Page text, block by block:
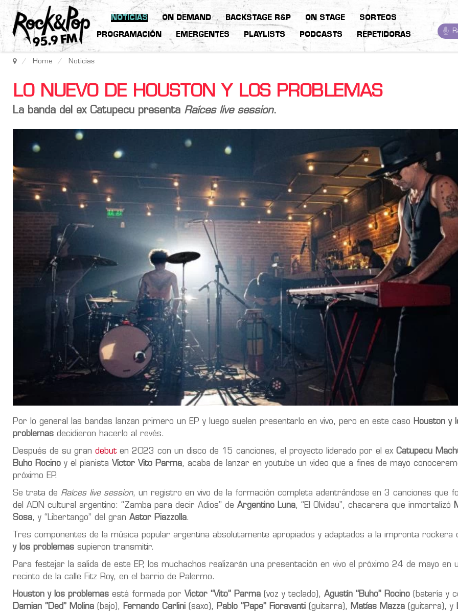
NOTICIAS ON DEMAND BACKSTAGE R&P ON STAGE SORTEOS
PROGRAMACIÓN EMERGENTES PLAYLISTS PODCASTS REPETIDORAS
Home Noticias
LO NUEVO DE HOUSTON Y LOS PROBLEMAS
La banda del ex Catupecu presenta Raíces live session.
Por lo general las bandas lanzan primero un EP y luego suelen presentarlo en vivo, pero en este caso Houston y
problemas decidieron hacerlo al revés.
Después de su gran debut en 2023 con un disco de 15 canciones, el proyecto liderado por el ex Catupecu
Buho Rocino y el pianista Víctor Vito Parma, acaba de lanzar en youtube un video que a fines de mayo
próximo EP.
Se trata de Raíces live session, un registro en vivo de la formación completa adentrándose en 3 canciones que
del ADN cultural argentino: “Zamba para decir Adios” de Argentino Luna, “El Olvidau”, chacarera que inmortalizó
Sosa, y “Libertango” del gran Astor Piazzolla.
Tres componentes de la música popular argentina absolutamente apropiados y adaptados a la impronta rockera
y los problemas supieron transmitir.
Para festejar la salida de este EP, los muchachos realizarán una presentación en vivo el próximo 24 de mayo en
recinto de la calle Fitz Roy, en el barrio de Palermo.
Houston y los problemas está formada por Victor “Vito” Parma (voz y teclado), Agustín “Buho” Rocino (batería y
Damian “Ded” Molina (bajo), Fernando Carlini (saxo), Pablo “Pape” Fioravanti (guitarra), Matías Mazza (guitarra), y